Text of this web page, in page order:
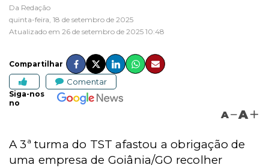
Da Redação
quinta-feira, 18 de setembro de 2025
Atualizado em 26 de setembro de 2025 10:48
Compartilhar
Comentar
Siga-nos
no
A A
A 3ª turma do TST afastou a obrigação de
uma empresa de Goiânia/GO recolher